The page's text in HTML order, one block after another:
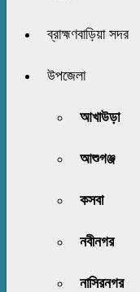
ব্রাহ্মণবাড়িয়া সদর
উপজেলা
আখাউড়া
আশুগঞ্জ
কসবা
নবীনগর
নাসিরনগর